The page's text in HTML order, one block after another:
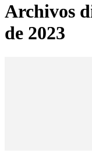
Archivos
de 2023